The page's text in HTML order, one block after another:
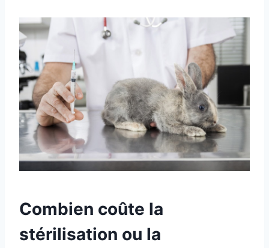
Combien coûte la
stérilisation ou la